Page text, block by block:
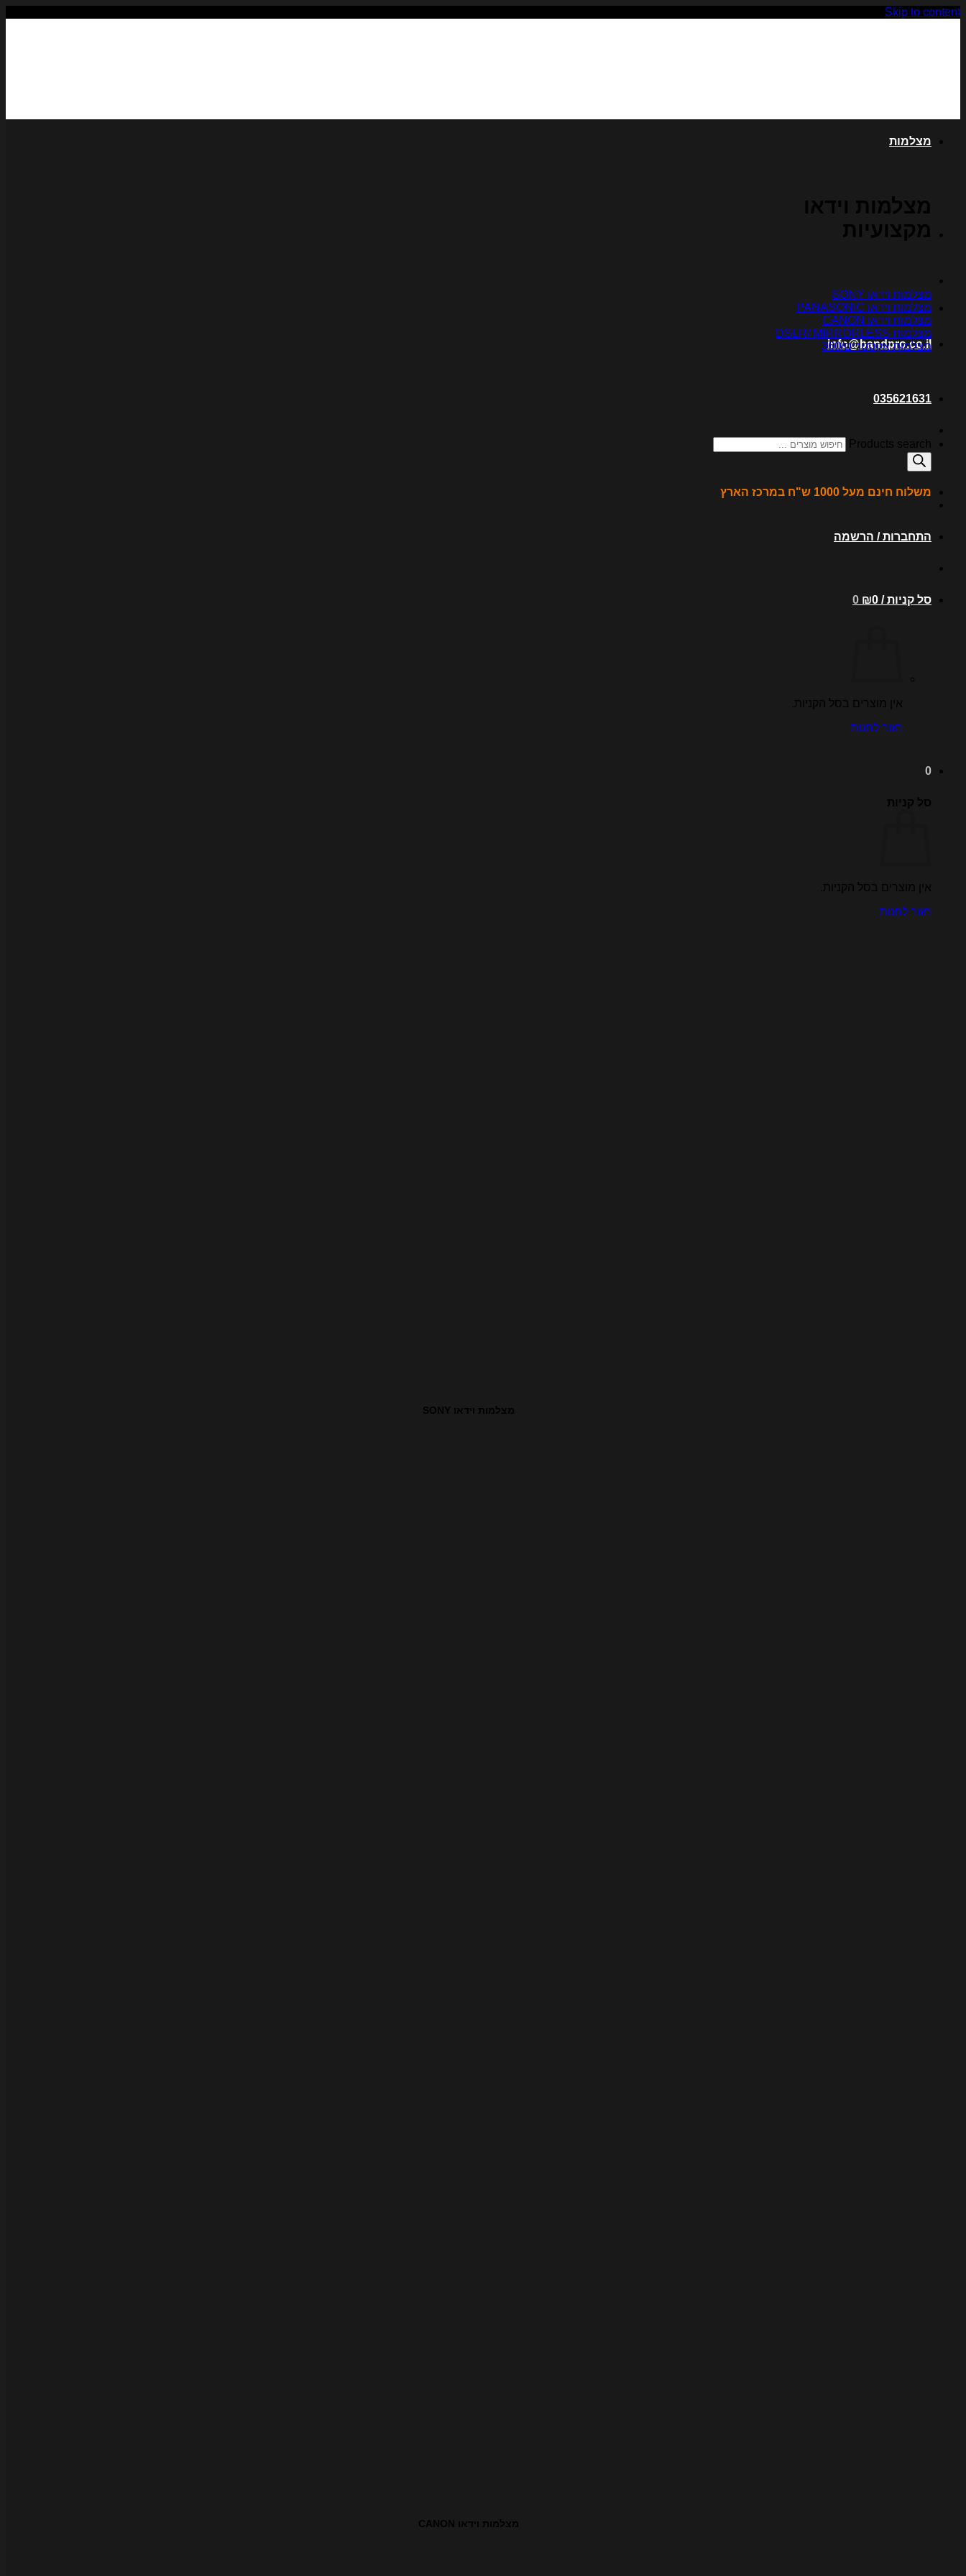
Skip to content
info@bandpro.co.il
035621631
Products search
משלוח חינם מעל 1000 ש"ח במרכז הארץ
התחברות / הרשמה
סל קניות / ₪0
0
אין מוצרים בסל הקניות.
חזור לחנות
0
סל קניות
אין מוצרים בסל הקניות.
חזור לחנות
מצלמות
מצלמות וידאו
מקצועיות
מצלמות וידאו SONY
מצלמות וידאו PANASONIC
מצלמות וידאו CANON
מצלמות DSLR/ MIRRORLESS
מצלמות אקסטרים/360
מצלמות וידאו SONY
מצלמות וידאו CANON